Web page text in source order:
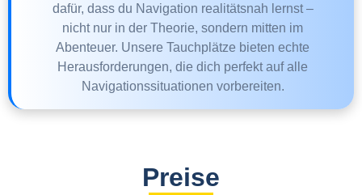
dafür, dass du Navigation realitätsnah lernst –
nicht nur in der Theorie, sondern mitten im
Abenteuer. Unsere Tauchplätze bieten echte
Herausforderungen, die dich perfekt auf alle
Navigationssituationen vorbereiten.
Preise